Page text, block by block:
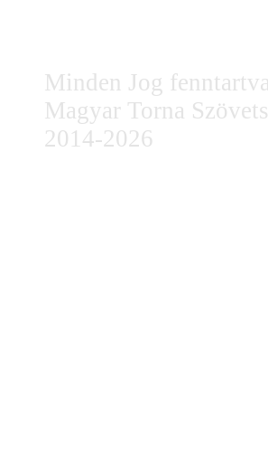
Minden Jog
Magyar Torna
2014-2026